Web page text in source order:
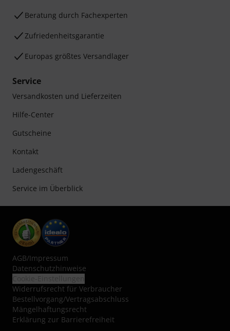
Beratung durch Fachexperten
Zufriedenheitsgarantie
Europas größtes Versandlager
Service
Versandkosten und Lieferzeiten
Hilfe-Center
Gutscheine
Kontakt
Ladengeschäft
Service im Überblick
AGB/Impressum
Datenschutzhinweise
Widerrufsrecht für Verbraucher
Bestellvorgang/Vertragsabschluss
Mängelhaftungsrecht
Erklärung zur Barrierefreiheit